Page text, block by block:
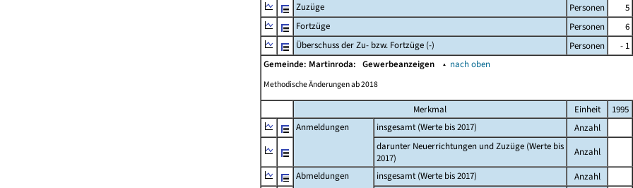
Zuzüge
Personen 5
Fortzüge
Personen 6
Überschuss der Zu- bzw. Fortzüge (-)
Personen - 1
Gemeinde: Martinroda: Gewerbeanzeigen ▴ nach oben
Methodische Änderungen ab 2018
Merkmal Einheit 1995
Anmeldungen
insgesamt (Werte bis 2017) Anzahl
darunter Neuerrichtungen und Zuzüge (Werte bis
2017)
Anzahl
Abmeldungen
insgesamt (Werte bis 2017) Anzahl